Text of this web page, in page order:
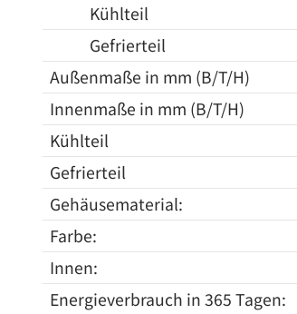
Kühlteil
Gefrierteil
Außenmaße in mm (B/T/H)
Innenmaße in mm (B/T/H)
Kühlteil
Gefrierteil
Gehäusematerial:
Farbe:
Innen:
Energieverbrauch in 365 Tagen: